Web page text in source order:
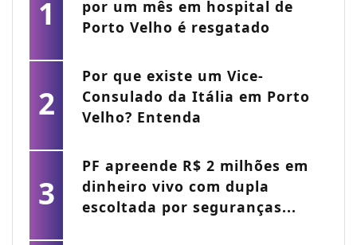
1
por um mês em hospital de
Porto Velho é resgatado
2
Por que existe um Vice-
Consulado da Itália em Porto
Velho? Entenda
3
PF apreende R$ 2 milhões em
dinheiro vivo com dupla
escoltada por seguranças...